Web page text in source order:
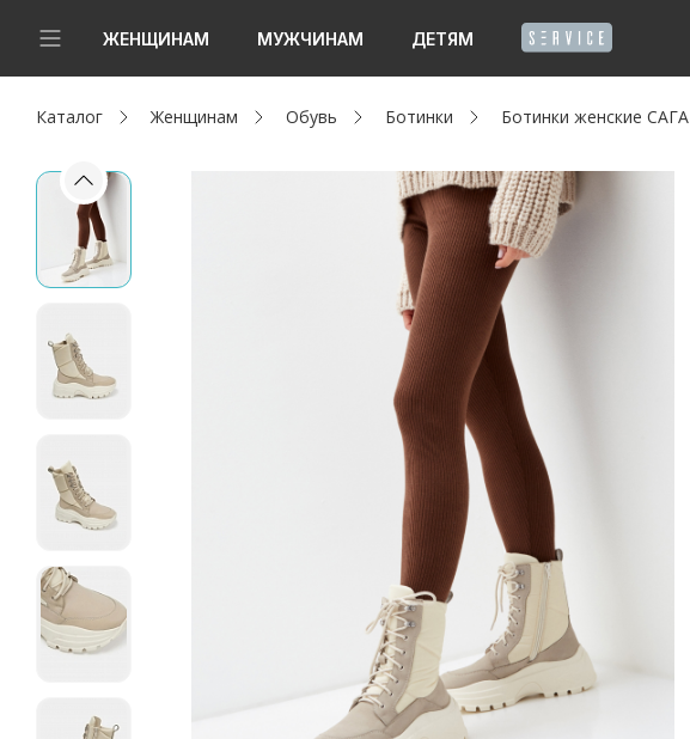
ЖЕНЩИНАМ МУЖЧИНАМ ДЕТЯМ
Новинки
Женщинам
Мужчинам
Капсула
Адреса магазинов
Каталог Женщинам Обувь Ботинки Ботинки женские САГА